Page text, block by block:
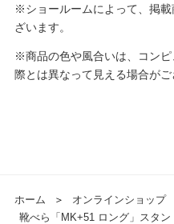
※ショールームによって、掲
ざいます。
※商品の色や風合いは、コン
際とは異なって見える場合がご
ホーム ＞ オンラインショップ
靴べら「MK+51 ロング」スタ